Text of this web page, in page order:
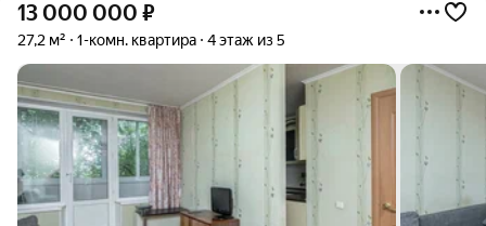
13 000 000 ₽
27,2 м² 1-комн. квартира 4 этаж из 5